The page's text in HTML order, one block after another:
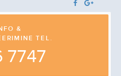
&
TEL.
7747